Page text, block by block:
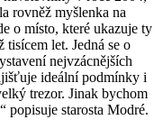
rovněž myšlenka na
o místo, které ukazuje ty
tisícem let. Jedná se o
nejvzácnějších
ideální podmínky i
trezor. Jinak bychom
popisuje starosta Modré.